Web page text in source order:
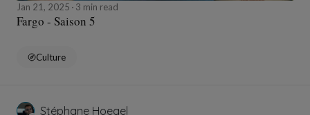
Jan 21, 2025 3 min read
Fargo - Saison 5
Culture
Stéphane Hoegel